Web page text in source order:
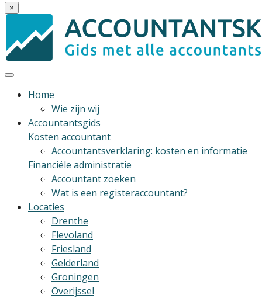
×
Home
Wie zijn wij
Accountantsgids
Kosten accountant
Accountantsverklaring: kosten en informatie
Financiële administratie
Accountant zoeken
Wat is een registeraccountant?
Locaties
Drenthe
Flevoland
Friesland
Gelderland
Groningen
Overijssel